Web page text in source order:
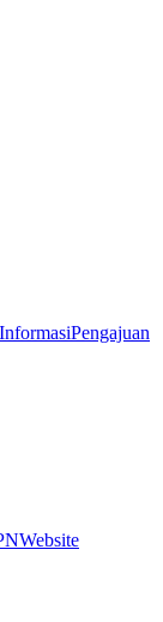
Pengajuan
Website